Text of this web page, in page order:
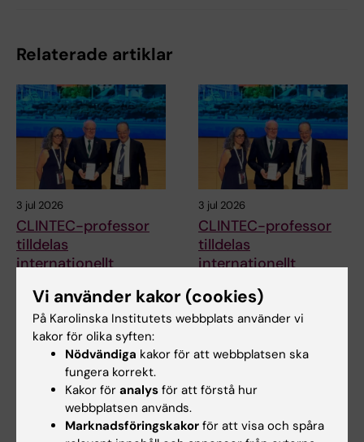
Relaterade artiklar
3 jul 2026
CLINTEC-professor
tilldelas
internationellt
Matthias Löhr, professor i
gastroenterologi och
hepatologi vid…
3 jul 2026
CLINTEC-professor
tilldelas
internationellt
Matthias Löhr, professor i
gastroenterologi och
Vi använder kakor (cookies)
På Karolinska Institutets webbplats använder vi
kakor för olika syften:
Nödvändiga kakor för att webbplatsen ska
fungera korrekt.
Kakor för analys för att förstå hur
webbplatsen används.
Marknadsföringskakor för att visa och spåra